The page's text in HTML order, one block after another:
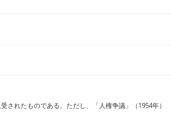
れたものである。ただし、「人権争議」（1954年）